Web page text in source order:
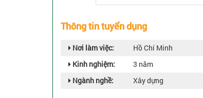
Thông tin tuyển dụng
Nơi làm việc:
Hồ Chí Minh
Kinh nghiệm:
3 năm
Ngành nghề:
Xây dựng